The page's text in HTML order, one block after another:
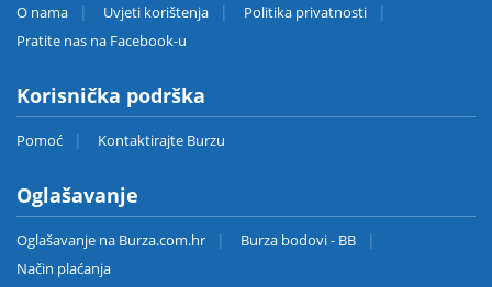
O nama Uvjeti korištenja
Politika privatnosti
Pratite nas na Facebook-u
Korisnička podrška
Pomoć Kontaktirajte Burzu
Oglašavanje
Oglašavanje na Burza.com.hr
Burza bodovi - BB
Način plaćanja